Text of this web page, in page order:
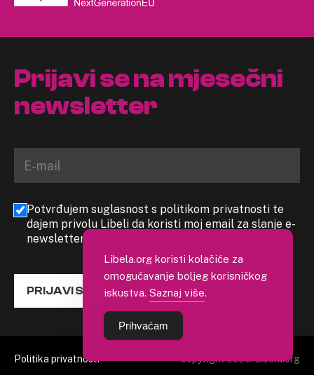
Prijavi se na mjesečni
newsletter
Potvrđujem suglasnost s politikom privatnosti te
dajem privolu Libeli da koristi moj email za slanje e-
newslettera
PRIJAVI SE
Politika privatnosti Copyright 2026. Libela.org
Libela.org koristi kolačiće za
omogućavanje boljeg korisničkog
iskustva. Saznaj više.
Prihvaćam